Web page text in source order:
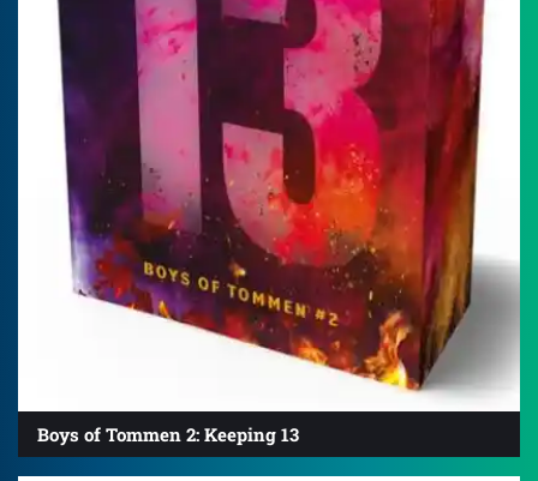
Boys of Tommen 2: Keeping 13